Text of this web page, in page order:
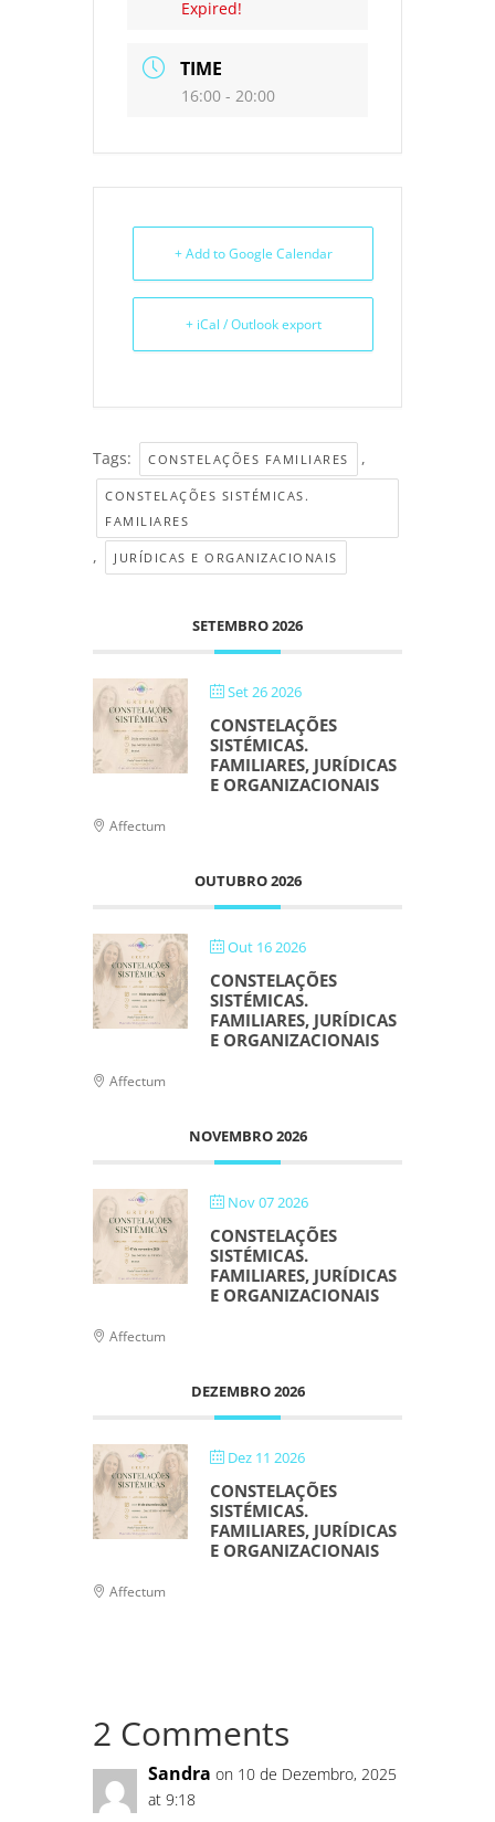
Expired!
TIME
16:00 - 20:00
+ Add to Google Calendar
+ iCal / Outlook export
Tags: CONSTELAÇÕES FAMILIARES ,
CONSTELAÇÕES SISTÉMICAS.
FAMILIARES
, JURÍDICAS E ORGANIZACIONAIS
SETEMBRO 2026
Set 26 2026
CONSTELAÇÕES
SISTÉMICAS.
FAMILIARES, JURÍDICAS
E ORGANIZACIONAIS
Affectum
OUTUBRO 2026
Out 16 2026
CONSTELAÇÕES
SISTÉMICAS.
FAMILIARES, JURÍDICAS
E ORGANIZACIONAIS
Affectum
NOVEMBRO 2026
Nov 07 2026
CONSTELAÇÕES
SISTÉMICAS.
FAMILIARES, JURÍDICAS
E ORGANIZACIONAIS
Affectum
DEZEMBRO 2026
Dez 11 2026
CONSTELAÇÕES
SISTÉMICAS.
FAMILIARES, JURÍDICAS
E ORGANIZACIONAIS
Affectum
2 Comments
Sandra on 10 de Dezembro, 2025
at 9:18